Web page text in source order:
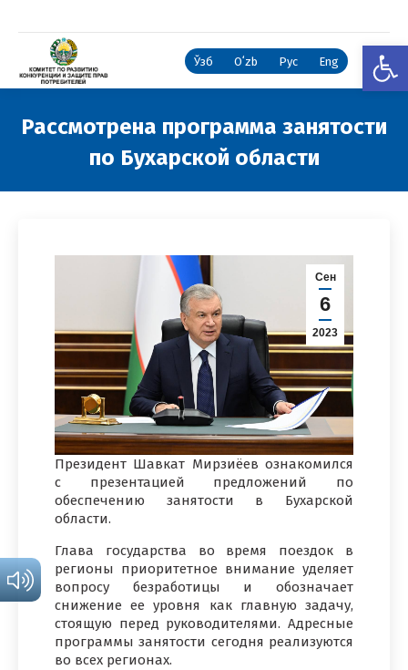
Ўзб Oʻzb Рус Eng
Рассмотрена программа занятости
по Бухарской области
Сен
6
2023
Президент Шавкат Мирзиёев ознакомился
с презентацией предложений по
обеспечению занятости в Бухарской
области.
Глава государства во время поездок в
регионы приоритетное внимание уделяет
вопросу безработицы и обозначает
снижение ее уровня как главную задачу,
стоящую перед руководителями. Адресные
программы занятости сегодня реализуются
во всех регионах.